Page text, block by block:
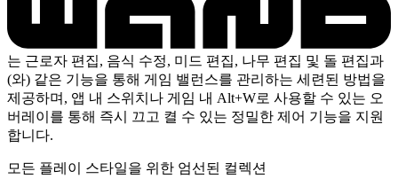
는 근로자 편집, 음식 수정, 미드 편집, 나무 편집 및 돌 편집과
(와) 같은 기능을 통해 게임 밸런스를 관리하는 세련된 방법을
제공하며, 앱 내 스위치나 게임 내 Alt+W로 사용할 수 있는 오
버레이를 통해 즉시 끄고 켤 수 있는 정밀한 제어 기능을 지원
합니다.
모든 플레이 스타일을 위한 엄선된 컬렉션